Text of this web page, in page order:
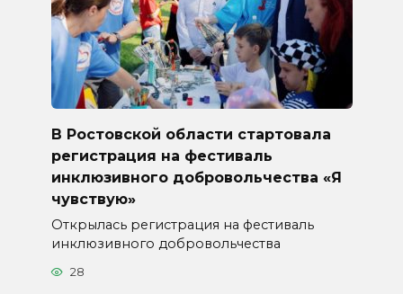
В Ростовской области стартовала
регистрация на фестиваль
инклюзивного добровольчества «Я
чувствую»
Открылась регистрация на фестиваль
инклюзивного добровольчества
28